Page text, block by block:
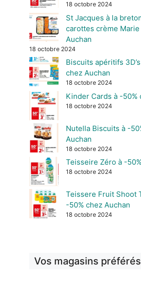
18 octobre 2024
St Jacques à la
carottes crème
Auchan
18 octobre 2024
Biscuits apéritifs 3D’s
chez Auchan
18 octobre 2024
Kinder Cards à -50%
18 octobre 2024
Nutella Biscuits à -
Auchan
18 octobre 2024
Teisseire Zéro à -
18 octobre 2024
Teissere Fruit Shoot
-50% chez Auchan
18 octobre 2024
Vos magasins préférés